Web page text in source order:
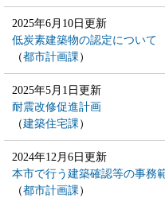
2025年6月10日更新
低炭素建築物の認定について
都市計画課
2025年5月1日更新
耐震改修促進計画
建築住宅課
2024年12月6日更新
本市で行う建築確認等の事務
都市計画課